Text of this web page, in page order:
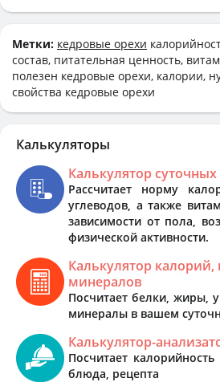
Метки: кедровые орехи
состав, питательная ценность,
полезен кедровые орехи, калории,
свойства кедровые орехи
Калькуляторы
Калькулятор
Рассчитает норму
углеводов, а также
зависимости от пола,
физической активности.
Калькулятор
минералов
Посчитает белки, жиры,
минералы в вашем
Калькулятор-
Посчитает
блюда, рецепта